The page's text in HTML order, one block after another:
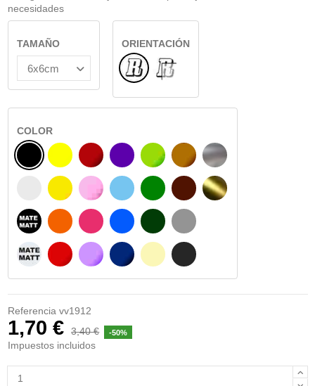
necesidades
TAMAÑO
ORIENTACIÓN
NormalINTERIOR CRISTAL
COLOR
NEGRO
BLANCO
NEGRO MATE
BLANCO MATE
AMARILLO
AMARILLO SENAL
NARANJA
ROJO
BURDEOS
ROSA
FUCSIA
LILA
MORADO
AZUL CIELO
AZUL
AZUL MARINO
VERDE CLARO
VERDE
VERDE OSCURO
BEIGE
AVELLANA
CHOCOLATE
GRIS
GRIS OSCURO
PLATA
ORO
Referencia vv1912
1,70 € 3,40 € -50%
Impuestos incluidos